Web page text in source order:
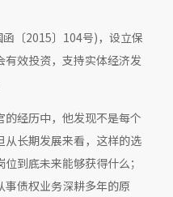
〔2015〕104号)，设立保
效投资，支持实体经济发
经历中，他发现不是每个
长期发展来看，这样的选
到底未来能够获得什么；
事债权业务深耕多年的原